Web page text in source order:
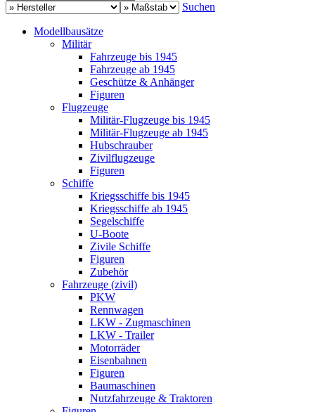
Suchen
Modellbausätze
Militär
Fahrzeuge bis 1945
Fahrzeuge ab 1945
Geschütze & Anhänger
Figuren
Flugzeuge
Militär-Flugzeuge bis 1945
Militär-Flugzeuge ab 1945
Hubschrauber
Zivilflugzeuge
Figuren
Schiffe
Kriegsschiffe bis 1945
Kriegsschiffe ab 1945
Segelschiffe
U-Boote
Zivile Schiffe
Figuren
Zubehör
Fahrzeuge (zivil)
PKW
Rennwagen
LKW - Zugmaschinen
LKW - Trailer
Motorräder
Eisenbahnen
Figuren
Baumaschinen
Nutzfahrzeuge & Traktoren